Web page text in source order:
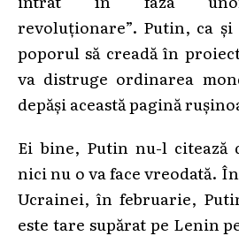
revoluționare”. Putin, ca
poporul să creadă în
va distruge ordinarea
depăși această pagină
Ei bine, Putin nu-l citează
nici nu o va face vreodată.
Ucrainei, în februarie,
este tare supărat pe Lenin